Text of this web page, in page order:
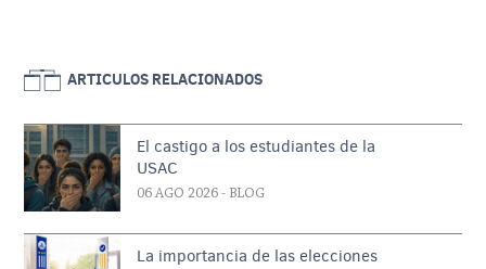
ARTICULOS RELACIONADOS
El castigo a los estudiantes de la
USAC
06 AGO 2026 - BLOG
La importancia de las elecciones